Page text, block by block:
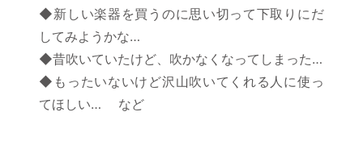
◆新しい楽器を買うのに思い切って下取りにだ
してみようかな…
◆昔吹いていたけど、吹かなくなってしまった…
◆もったいないけど沢山吹いてくれる人に使っ
てほしい… など